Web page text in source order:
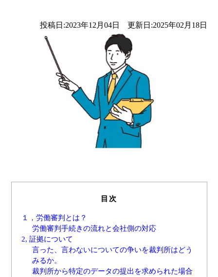
投稿日:2023年12月04日 更新日:2025年02月18日
目次
１，労働審判とは？
労働審判手続きの流れと会社側の対応
2, 証拠について
言った、言わないについての争いを裁判所はどう
みるか。
裁判所から特定のデータの提出を求められた場合